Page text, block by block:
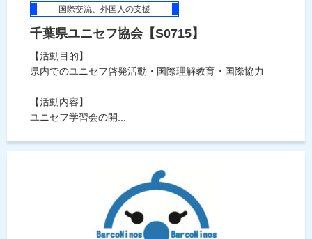
国際交流、外国人の支援
千葉県ユニセフ協会【S0715】
【活動目的】
県内でのユニセフ啓発活動・国際理解教育・国際協力
【活動内容】
ユニセフ学習会の開...